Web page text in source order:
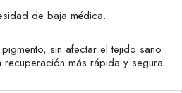
de baja médica.
sin afectar el tejido sano
recuperación más rápida y segura.